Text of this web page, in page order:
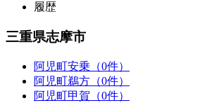
履歴
三重県志摩市
阿児町安乗（0件）
阿児町鵜方（0件）
阿児町甲賀（0件）